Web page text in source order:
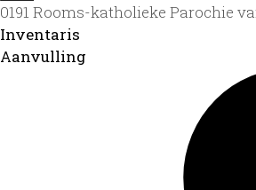
0191 Rooms-katholieke Parochie
Inventaris
Aanvulling